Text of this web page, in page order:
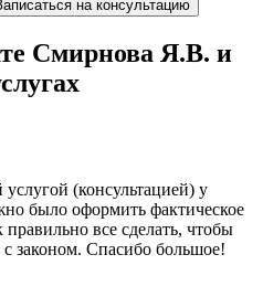
Смирнова Я.В. и
(консультацией) у
было оформить фактическое
правильно все сделать, чтобы
законом. Спасибо большое!